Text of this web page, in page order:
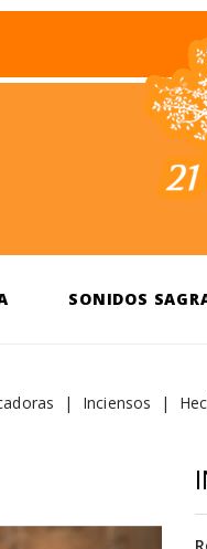
SONIDOS
Inciensos